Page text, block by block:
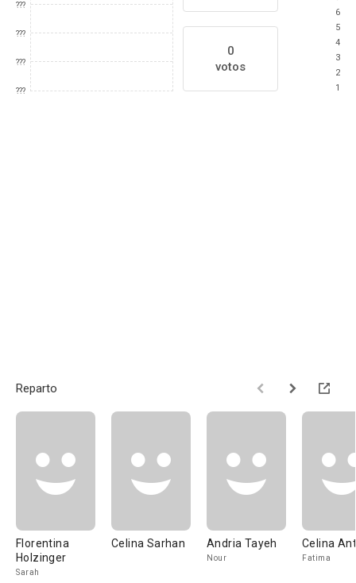
???
???
???
???
0
votos
6
5
4
3
2
1
Reparto
Florentina
Holzinger
Sarah
Celina Sarhan Andria Tayeh
Nour
Celina
Fatima